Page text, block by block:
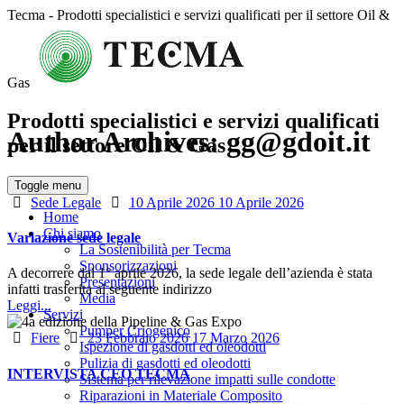
Tecma - Prodotti specialistici e servizi qualificati per il settore Oil &
Gas
Prodotti specialistici e servizi qualificati
per il settore Oil & Gas
Toggle menu
Home
Chi siamo
La Sostenibilità per Tecma
Sponsorizzazioni
Presentazioni
Media
Servizi
Pumper Criogenico
Ispezione di gasdotti ed oleodotti
Pulizia di gasdotti ed oleodotti
Sistema per rilevazione impatti sulle condotte
Riparazioni in Materiale Composito
Author Archives:gg@gdoit.it
Categories
Sede Legale
Posted
10 Aprile 2026 10 Aprile 2026
Variazione sede legale
A decorrere dal 1° aprile 2026, la sede legale dell’azienda è stata
infatti trasferita al seguente indirizzo
Leggi...
Categories
Fiere
Posted
on
23 Febbraio 2026 17 Marzo 2026
INTERVISTA CEO TECMA